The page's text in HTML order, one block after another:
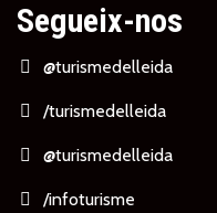
Segueix-nos
@turismedelleida
/turismedelleida
@turismedelleida
/infoturisme